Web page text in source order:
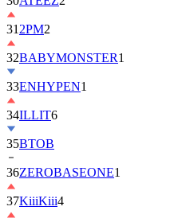
31 2PM2
32BABYMONSTER1
33ENHYPEN1
34ILLIT6
35BTOB
36ZEROBASEONE1
37KiiiKiii4